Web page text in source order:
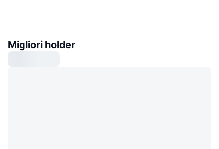
Migliori holder